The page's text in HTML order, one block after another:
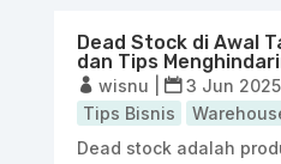
Dead Stock di Awal
dan Tips
wisnu 3 Jun 2025
Tips Bisnis
Dead stock adalah